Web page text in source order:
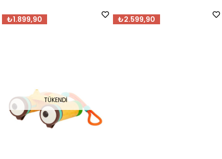
₺1.899,90 ₺2.599,90
TÜKENDI